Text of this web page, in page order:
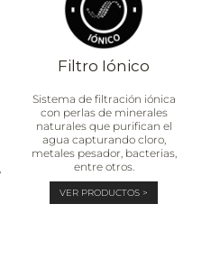
Filtro Iónico
Sistema de filtración iónica
con perlas de minerales
naturales que purifican el
agua capturando cloro,
metales pesador, bacterias,
entre otros.
VER PRODUCTOS >